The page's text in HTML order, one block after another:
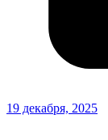
19 декабря, 2025